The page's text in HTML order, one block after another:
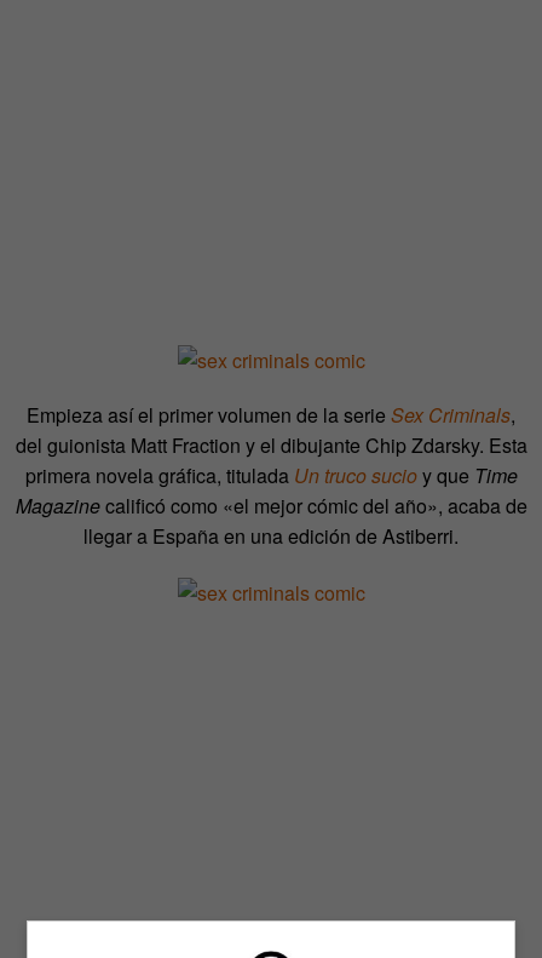
Empieza así el primer volumen de la serie Sex Criminals,
del guionista Matt Fraction y el dibujante Chip Zdarsky. Esta
primera novela gráfica, titulada Un truco sucioy que Time
Magazinecalificó como «el mejor cómic del año», acaba de
llegar a España en una edición de Astiberri.